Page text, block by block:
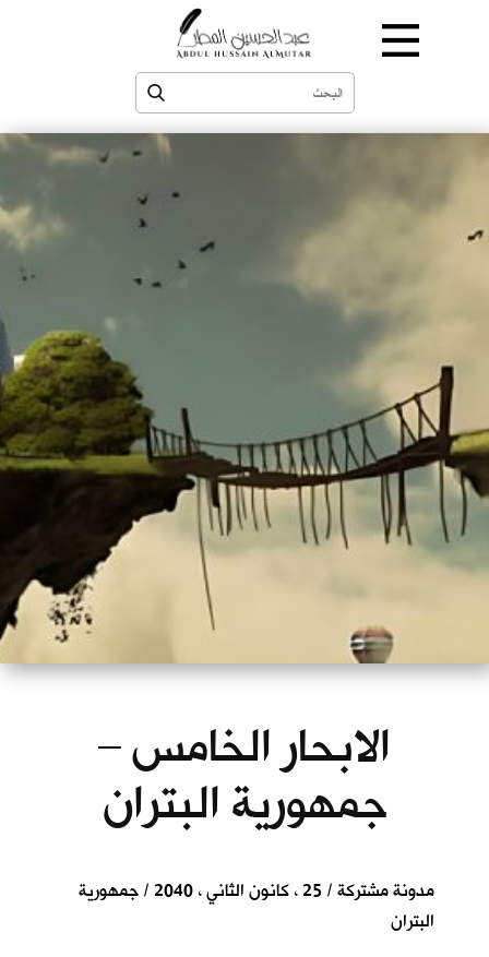
الابحار الخامس –
جمهورية البتران
مدونة مشتركة / 25 ، كانون الثاني ، 2040 / جمهورية
البتران